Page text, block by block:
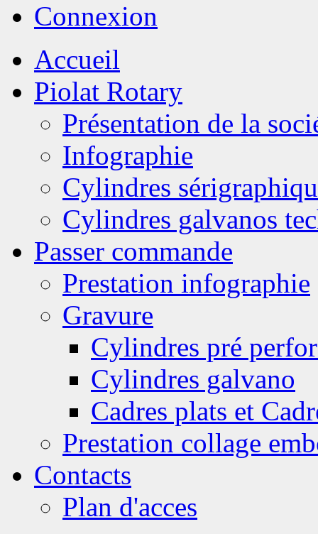
Connexion
Accueil
Piolat Rotary
Présentation de la
Infographie
Cylindres
Cylindres galvanos
Passer commande
Prestation infographie
Gravure
Cylindres pré
Cylindres galvano
Cadres plats et
Prestation collage
Contacts
Plan d'acces